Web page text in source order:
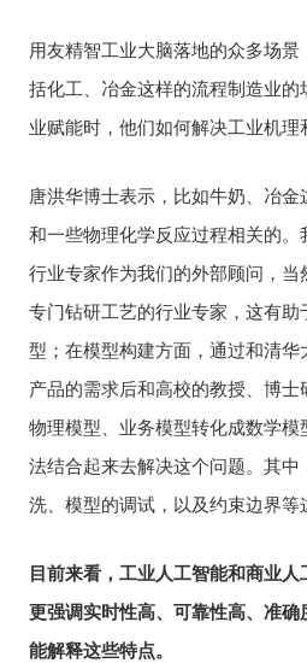
用友精智工业大脑落地的众多场
括化工、冶金这样的流程制造业的
业赋能时，他们如何解决工业机理
唐洪华博士表示，比如牛奶、冶
和一些物理化学反应过程相关的
行业专家作为我们的外部顾问，当
专门钻研工艺的行业专家，这有助
型；在模型构建方面，通过和清
产品的需求后和高校的教授、博
物理模型、业务模型转化成数学
法结合起来去解决这个问题。其
洗、模型的调试，以及约束边界等
目前来看，工业人工智能和商业
更强调实时性高、可靠性高、准确
能解释这些特点。